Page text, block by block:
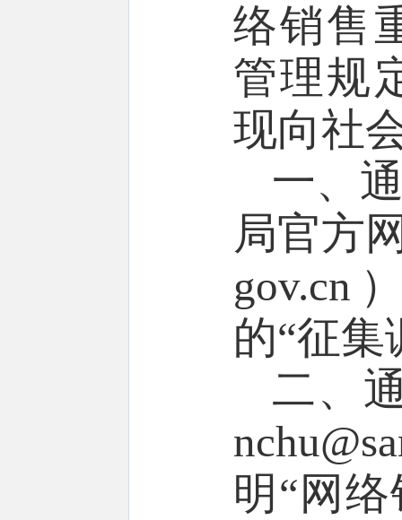
络销售
管理规
现向社
一、
局官方
gov.cn
的“征集
二、
明 “ 网